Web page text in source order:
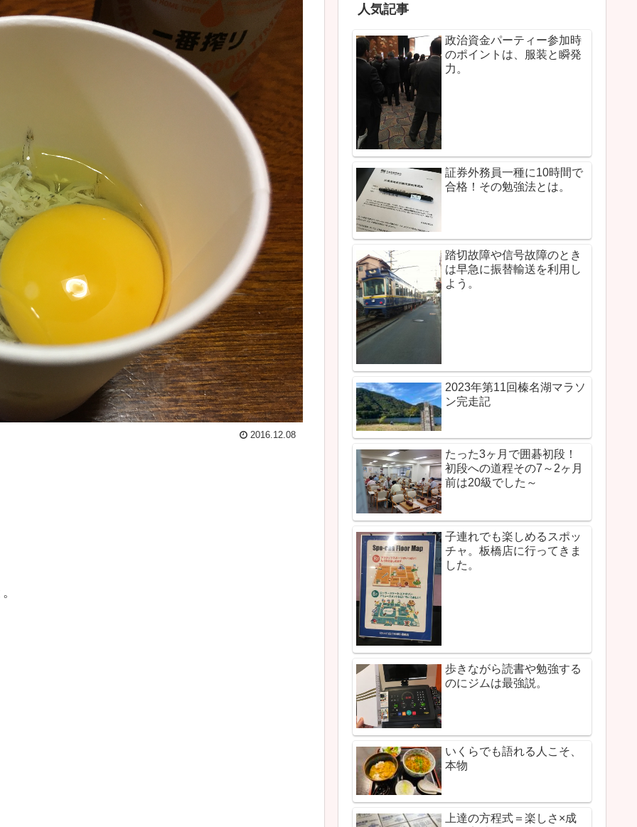
2016.12.08
人気記事
政治資金パーティー参加時
のポイントは、服装と瞬発
力。
証券外務員一種に10時間で
合格！その勉強法とは。
踏切故障や信号故障のとき
は早急に振替輸送を利用し
よう。
2023年第11回榛名湖マラソ
ン完走記
たった3ヶ月で囲碁初段！
初段への道程その7～2ヶ月
前は20級でした～
子連れでも楽しめるスポッ
チャ。板橋店に行ってきま
した。
歩きながら読書や勉強する
のにジムは最強説。
いくらでも語れる人こそ、
本物
上達の方程式＝楽しさ×成